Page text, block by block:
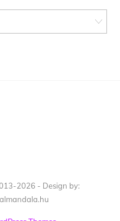
2026 - Design by: